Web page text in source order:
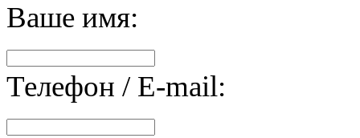
Ваше имя:
Телефон / E-mail: